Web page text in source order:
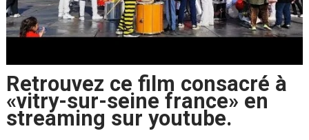
Retrouvez ce film consacré à
«vitry-sur-seine france» en
streaming sur youtube.